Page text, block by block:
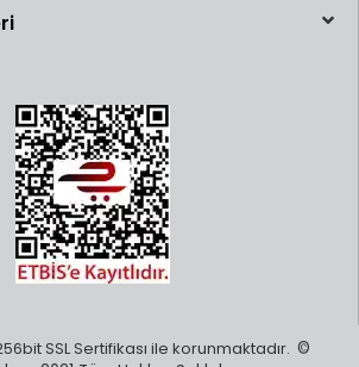
SSL Sertifikası ile korunmaktadır. ©